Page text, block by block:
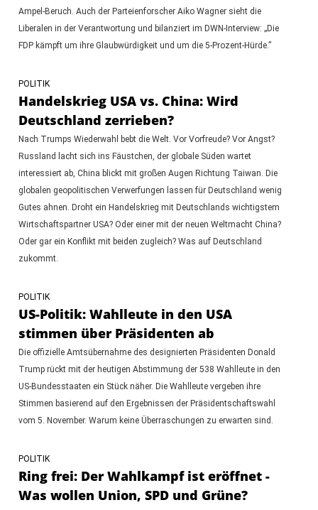
Ampel-Beruch. Auch der Parteienforscher Aiko Wagner sieht die
Liberalen in der Verantwortung und bilanziert im DWN-Interview: „Die
FDP kämpft um ihre Glaubwürdigkeit und um die 5-Prozent-Hürde.”
POLITIK
Handelskrieg USA vs. China: Wird
Deutschland zerrieben?
Nach Trumps Wiederwahl bebt die Welt. Vor Vorfreude? Vor Angst?
Russland lacht sich ins Fäustchen, der globale Süden wartet
interessiert ab, China blickt mit großen Augen Richtung Taiwan. Die
globalen geopolitischen Verwerfungen lassen für Deutschland wenig
Gutes ahnen. Droht ein Handelskrieg mit Deutschlands wichtigstem
Wirtschaftspartner USA? Oder einer mit der neuen Weltmacht China?
Oder gar ein Konflikt mit beiden zugleich? Was auf Deutschland
zukommt.
POLITIK
US-Politik: Wahlleute in den USA
stimmen über Präsidenten ab
Die offizielle Amtsübernahme des designierten Präsidenten Donald
Trump rückt mit der heutigen Abstimmung der 538 Wahlleute in den
US-Bundesstaaten ein Stück näher. Die Wahlleute vergeben ihre
Stimmen basierend auf den Ergebnissen der Präsidentschaftswahl
vom 5. November. Warum keine Überraschungen zu erwarten sind.
POLITIK
Ring frei: Der Wahlkampf ist eröffnet -
Was wollen Union, SPD und Grüne?